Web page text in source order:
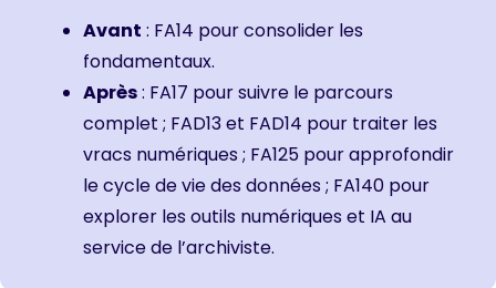
Avant : FA14 pour consolider les
fondamentaux.
Après: FA17 pour suivre le parcours
complet ; FAD13et FAD14 pour traiter les
vracs numériques ; FA125 pour approfondir
le cycle de vie des données ; FA140 pour
explorer les outils numériques et IA au
service de l’archiviste.